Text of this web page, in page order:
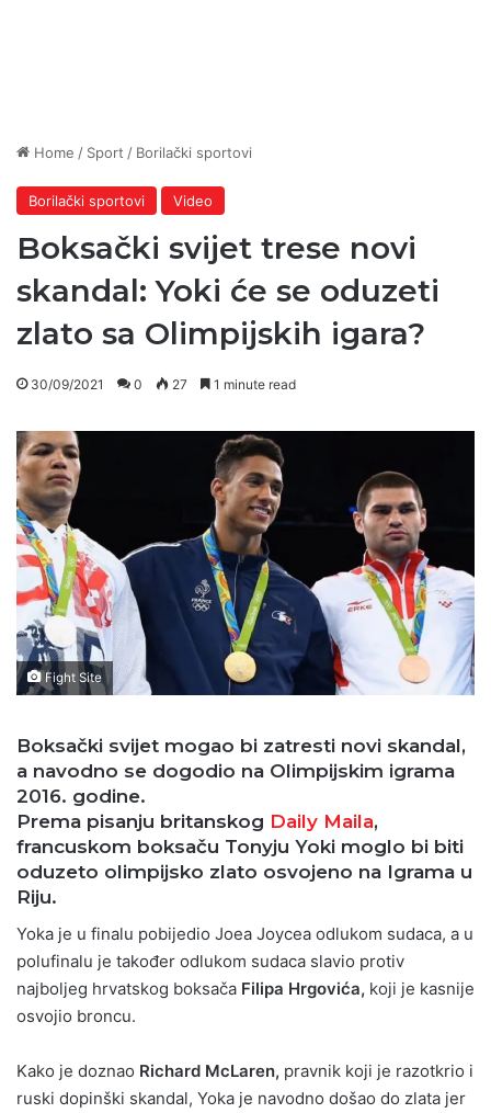
Home / Sport / Borilački sportovi
Borilački sportovi Video
Boksački svijet trese novi
skandal: Yoki će se oduzeti
zlato sa Olimpijskih igara?
30/09/2021 0 27 1 minute read
Fight Site
Boksački svijet mogao bi zatresti novi skandal,
a navodno se dogodio na Olimpijskim igrama
2016. godine.
Prema pisanju britanskog Daily Maila,
francuskom boksaču Tonyju Yoki moglo bi biti
oduzeto olimpijsko zlato osvojeno na Igrama u
Riju.
Yoka je u finalu pobijedio Joea Joycea odlukom sudaca, a u
polufinalu je također odlukom sudaca slavio protiv
najboljeg hrvatskog boksača Filipa Hrgovića, koji je kasnije
osvojio broncu.
Kako je doznao Richard McLaren, pravnik koji je razotkrio i
ruski dopinški skandal, Yoka je navodno došao do zlata jer